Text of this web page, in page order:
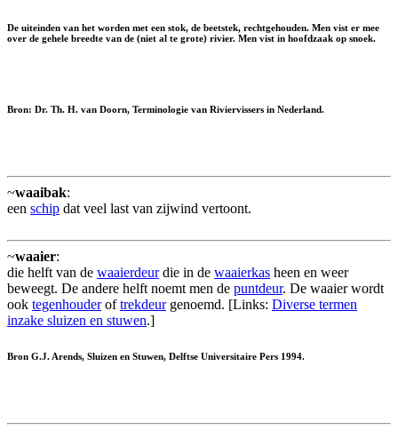
De uiteinden van het worden met een stok, de beetstek, rechtgehouden. Men vist er mee
over de gehele breedte van de (niet al te grote) rivier. Men vist in hoofdzaak op snoek.
Bron: Dr. Th. H. van Doorn, Terminologie van Riviervissers in Nederland.
~waaibak:
een schip dat veel last van zijwind vertoont.
~waaier:
die helft van de waaierdeurdie in de waaierkas heen en weer
beweegt. De andere helft noemt men de puntdeur. De waaier wordt
ook tegenhouderoftrekdeurgenoemd. [Links: Diverse termen
inzake sluizen en stuwen.]
Bron G.J. Arends, Sluizen en Stuwen, Delftse Universitaire Pers 1994.